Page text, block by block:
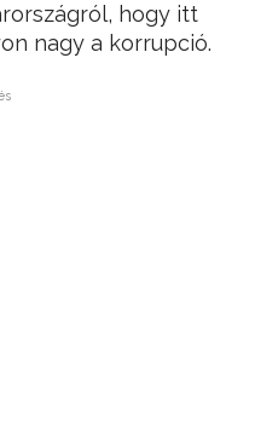
hogy itt
nagy a korrupció.